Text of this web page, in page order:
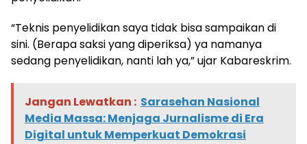
“Teknis penyelidikan saya tidak bisa sampaikan di
sini. (Berapa saksi yang diperiksa) ya namanya
sedang penyelidikan, nanti lah ya,” ujar Kabareskrim.
Jangan Lewatkan : Sarasehan Nasional
Media Massa: Menjaga Jurnalisme di Era
Digital untuk Memperkuat Demokrasi